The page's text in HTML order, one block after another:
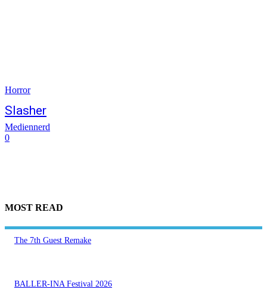
Horror
Slasher
Mediennerd
0
MOST READ
The 7th Guest Remake
BALLER-INA Festival 2026